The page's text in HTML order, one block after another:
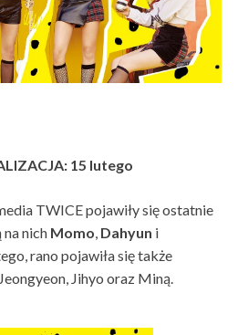
15 lutego
TWICE pojawiły się ostatnie
na nich Momo, Dahyun i
rano pojawiła się także
Jihyo oraz Miną.